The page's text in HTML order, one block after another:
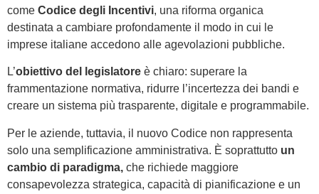
come Codice degli Incentivi, una riforma organica
destinata a cambiare profondamente il modo in cui le
imprese italiane accedono alle agevolazioni pubbliche.
L’obiettivo del legislatore è chiaro: superare la
frammentazione normativa, ridurre l’incertezza dei bandi e
creare un sistema più trasparente, digitale e programmabile.
Per le aziende, tuttavia, il nuovo Codice non rappresenta
solo una semplificazione amministrativa. È soprattutto un
cambio di paradigma, che richiede maggiore
consapevolezza strategica, capacità di pianificazione e un